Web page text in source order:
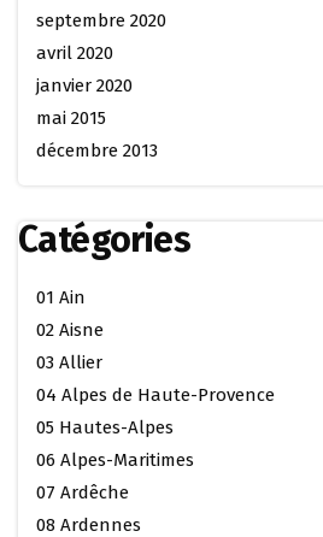
septembre 2020
avril 2020
janvier 2020
mai 2015
décembre 2013
Catégories
01 Ain
02 Aisne
03 Allier
04 Alpes de Haute-Provence
05 Hautes-Alpes
06 Alpes-Maritimes
07 Ardêche
08 Ardennes